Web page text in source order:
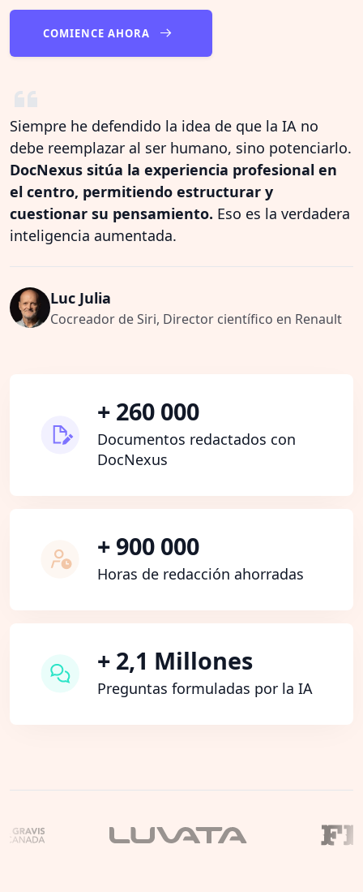
COMIENCE AHORA
Siempre he defendido la idea de que la IA no
debe reemplazar al ser humano, sino potenciarlo.
DocNexus sitúa la experiencia profesional en
el centro, permitiendo estructurar y
cuestionar su pensamiento. Eso es la verdadera
inteligencia aumentada.
Luc Julia
Cocreador de Siri, Director científico en Renault
+ 260 000
Documentos redactados con
DocNexus
+ 900 000
Horas de redacción ahorradas
+ 2,1 Millones
Preguntas formuladas por la IA